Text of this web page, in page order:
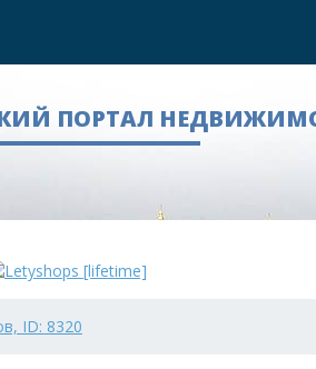
ПОРТАЛ
ID: 8320